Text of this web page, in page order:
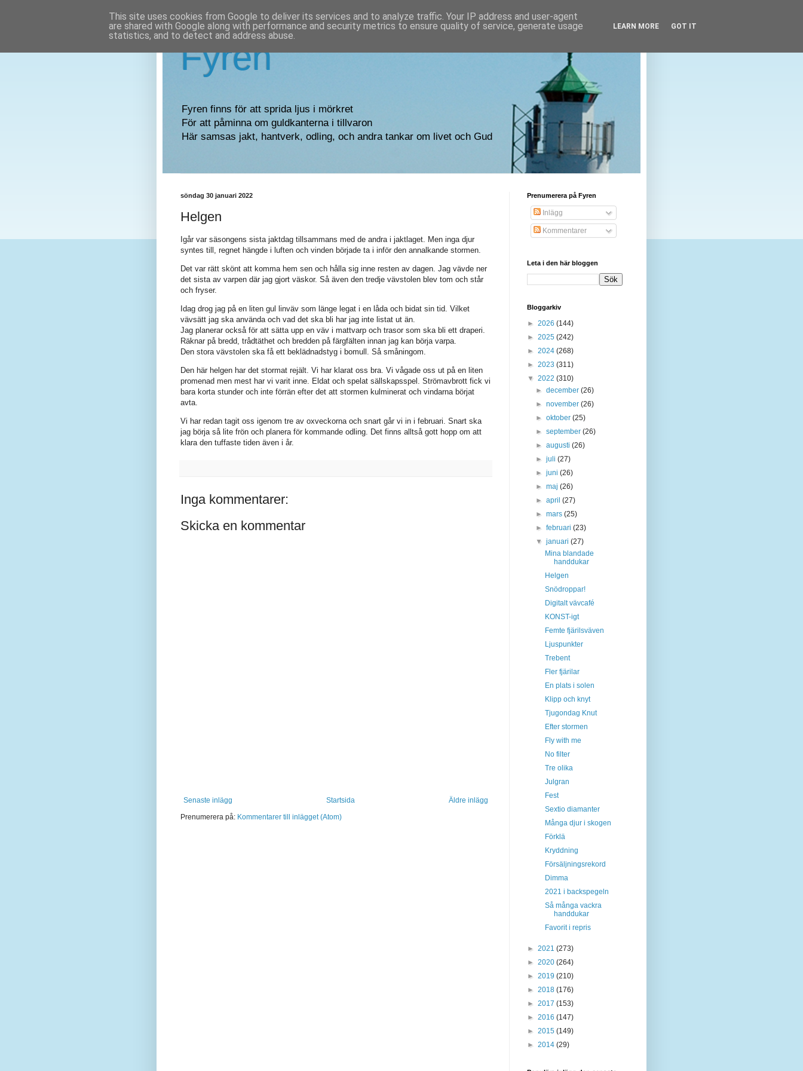
Fyren
Fyren finns för att sprida ljus i mörkret
För att påminna om guldkanterna i tillvaron
Här samsas jakt, hantverk, odling, och andra tankar om livet och Gud
söndag 30 januari 2022
Helgen
Igår var säsongens sista jaktdag tillsammans med de andra i jaktlaget. Men inga djur
syntes till, regnet hängde i luften och vinden började ta i inför den annalkande stormen.
Det var rätt skönt att komma hem sen och hålla sig inne resten av dagen. Jag vävde ner
det sista av varpen där jag gjort väskor. Så även den tredje vävstolen blev tom och står
och fryser.
Idag drog jag på en liten gul linväv som länge legat i en låda och bidat sin tid. Vilket
vävsätt jag ska använda och vad det ska bli har jag inte listat ut än.
Jag planerar också för att sätta upp en väv i mattvarp och trasor som ska bli ett draperi.
Räknar på bredd, trådtäthet och bredden på färgfälten innan jag kan börja varpa.
Den stora vävstolen ska få ett beklädnadstyg i bomull. Så småningom.
Den här helgen har det stormat rejält. Vi har klarat oss bra. Vi vågade oss ut på en liten
promenad men mest har vi varit inne. Eldat och spelat sällskapsspel. Strömavbrott fick vi
bara korta stunder och inte förrän efter det att stormen kulminerat och vindarna börjat
avta.
Vi har redan tagit oss igenom tre av oxveckorna och snart går vi in i februari. Snart ska
jag börja så lite frön och planera för kommande odling. Det finns alltså gott hopp om att
klara den tuffaste tiden även i år.
Inga kommentarer:
Skicka en kommentar
Senaste inlägg Äldre inlägg
Startsida
Prenumerera på: Kommentarer till inlägget (Atom)
Prenumerera på Fyren
Inlägg
Kommentarer
Leta i den här bloggen
Bloggarkiv
► 2026 (144)
► 2025 (242)
► 2024 (268)
► 2023 (311)
▼ 2022 (310)
►december(26)
►november(26)
►oktober(25)
►september(26)
►augusti(26)
►juli(27)
►juni(26)
►maj(26)
►april(27)
►mars(25)
►februari(23)
▼januari(27)
Mina blandade
handdukar
Helgen
Snödroppar!
Digitalt vävcafé
KONST-igt
Femte fjärilsväven
Ljuspunkter
Trebent
Fler fjärilar
En plats i solen
Klipp och knyt
Tjugondag Knut
Efter stormen
Fly with me
No filter
Tre olika
Julgran
Fest
Sextio diamanter
Många djur i skogen
Förklä
Kryddning
Försäljningsrekord
Dimma
2021 i backspegeln
Så många vackra
handdukar
Favorit i repris
► 2021 (273)
► 2020 (264)
► 2019 (210)
► 2018 (176)
► 2017 (153)
► 2016 (147)
► 2015 (149)
► 2014 (29)
This site uses cookies from Google to deliver its services and to analyze traffic. Your IP address and user-agent
are shared with Google along with performance and security metrics to ensure quality of service, generate usage
statistics, and to detect and address abuse.
LEARN MORE GOT IT